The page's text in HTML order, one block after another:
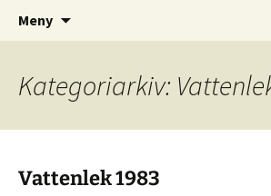
IOGT-NTO Hyltebruk
Vi blir fler och fler
Meny
Kategoriarkiv:
Vattenlek 1983